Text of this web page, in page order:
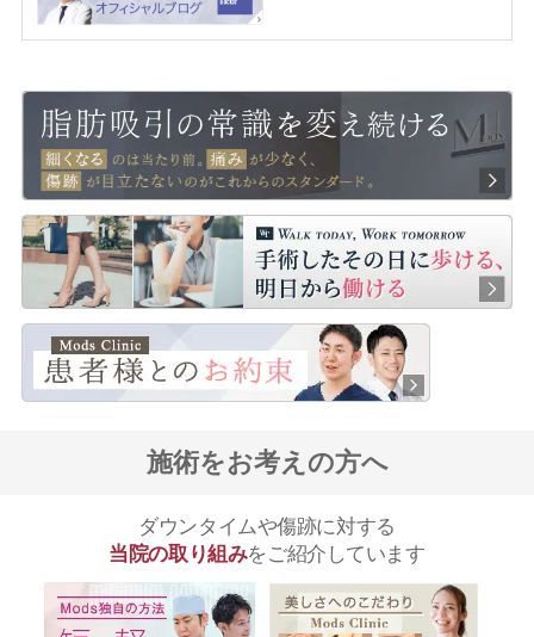
施術をお考えの方へ
ダウンタイムや傷跡に対する
当院の取り組みをご紹介しています